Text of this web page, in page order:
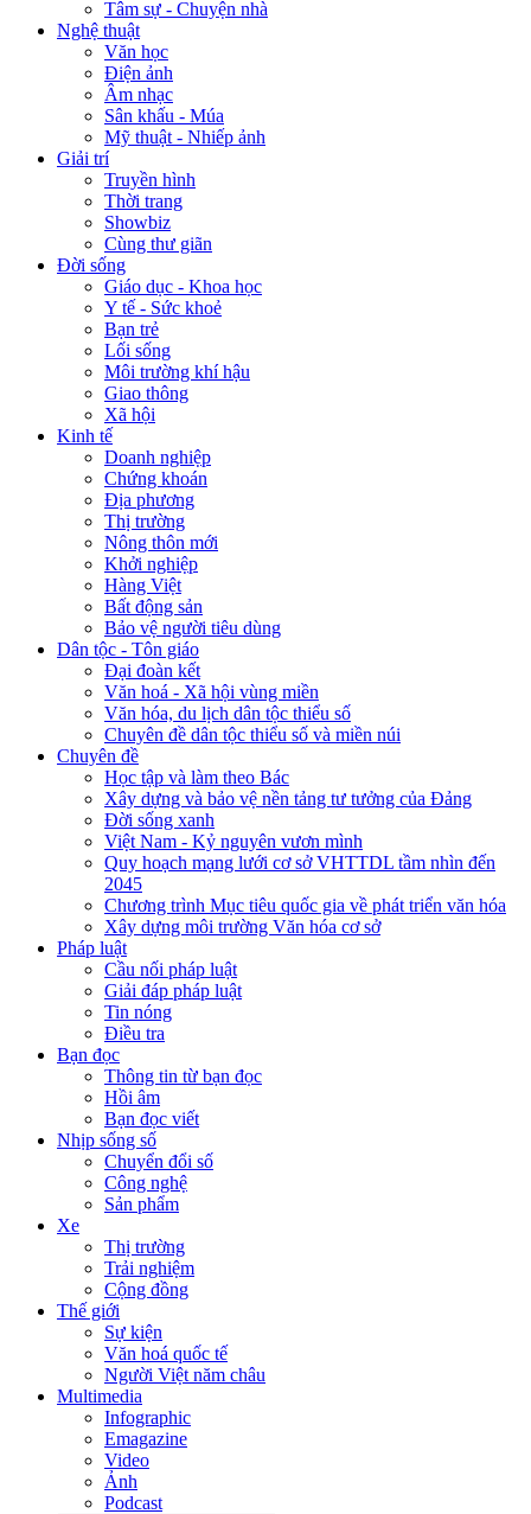
Tâm sự - Chuyện nhà
Nghệ thuật
Văn học
Điện ảnh
Âm nhạc
Sân khấu - Múa
Mỹ thuật - Nhiếp ảnh
Giải trí
Truyền hình
Thời trang
Showbiz
Cùng thư giãn
Đời sống
Giáo dục - Khoa học
Y tế - Sức khoẻ
Bạn trẻ
Lối sống
Môi trường khí hậu
Giao thông
Xã hội
Kinh tế
Doanh nghiệp
Chứng khoán
Địa phương
Thị trường
Nông thôn mới
Khởi nghiệp
Hàng Việt
Bất động sản
Bảo vệ người tiêu dùng
Dân tộc - Tôn giáo
Đại đoàn kết
Văn hoá - Xã hội vùng miền
Văn hóa, du lịch dân tộc thiểu số
Chuyên đề dân tộc thiểu số và miền núi
Chuyên đề
Học tập và làm theo Bác
Xây dựng và bảo vệ nền tảng tư tưởng của Đảng
Đời sống xanh
Việt Nam - Kỷ nguyên vươn mình
Quy hoạch mạng lưới cơ sở VHTTDL tầm nhìn đến
2045
Chương trình Mục tiêu quốc gia về phát triển văn hóa
Xây dựng môi trường Văn hóa cơ sở
Pháp luật
Cầu nối pháp luật
Giải đáp pháp luật
Tin nóng
Điều tra
Bạn đọc
Thông tin từ bạn đọc
Hồi âm
Bạn đọc viết
Nhịp sống số
Chuyển đổi số
Công nghệ
Sản phẩm
Xe
Thị trường
Trải nghiệm
Cộng đồng
Thế giới
Sự kiện
Văn hoá quốc tế
Người Việt năm châu
Multimedia
Infographic
Emagazine
Video
Ảnh
Podcast